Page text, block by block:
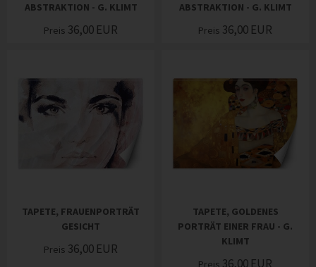
ABSTRAKTION - G. KLIMT
Preis 36,00 EUR
ABSTRAKTION - G. KLIMT
Preis 36,00 EUR
TAPETE, FRAUENPORTRÄT
GESICHT
Preis 36,00 EUR
TAPETE, GOLDENES
PORTRÄT EINER FRAU - G.
KLIMT
Preis 36,00 EUR